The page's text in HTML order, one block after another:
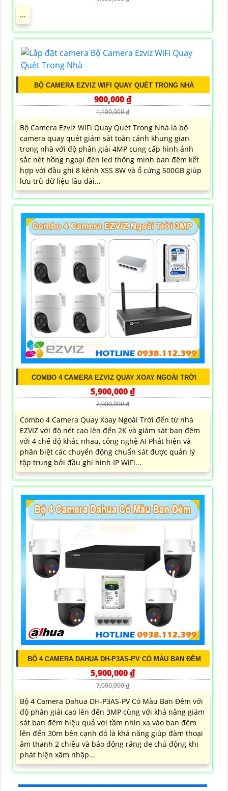
...
BỘ CAMERA EZVIZ WIFI QUAY QUÉT TRONG NHÀ
900,000 ₫
1,100,000 ₫
Bộ Camera Ezviz WiFi Quay Quét Trong Nhà là bộ
camera quay quét giám sát toàn cảnh khung gian
trong nhà với độ phân giải 4MP cung cấp hình ảnh
sắc nét hồng ngoại đèn led thông minh ban đêm kết
hợp với đầu ghi 8 kênh X5S 8W và ổ cứng 500GB giúp
lưu trũ dữ liệu lâu dài...
COMBO 4 CAMERA EZVIZ QUAY XOAY NGOÀI TRỜI
5,900,000 ₫
7,000,000 ₫
Combo 4 Camera Quay Xoay Ngoài Trời đến từ nhà
EZVIZ với độ nét cao lên đến 2K và giám sát ban đêm
với 4 chế độ khác nhau, công nghệ AI Phát hiện và
phân biệt các chuyển động chuẩn sát được quản lý
tập trung bởi đầu ghi hình IP WiFi...
BỘ 4 CAMERA DAHUA DH-P3AS-PV CÓ MÀU BAN ĐÊM
5,900,000 ₫
7,000,000 ₫
Bộ 4 Camera Dahua DH-P3AS-PV Có Màu Ban Đêm với
độ phân giải cao lên đến 3MP cùng với khả năng giám
sát ban đêm hiệu quả với tầm nhìn xa vào ban đêm
lên đến 30m bên cạnh đó là khả năng giúp đàm thoại
âm thanh 2 chiều và báo động răng de chủ động khi
phát hiện xâm nhập...